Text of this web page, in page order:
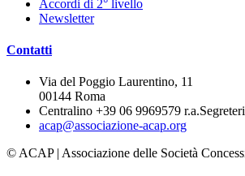
Accordi di 2° livello
Newsletter
Contatti
Via del Poggio Laurentino, 11
00144 Roma
Centralino +39 06 9969579 r.a.
acap@associazione-acap.org
© ACAP | Associazione delle Società